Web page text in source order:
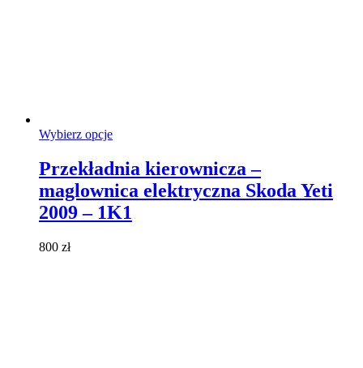
Wybierz opcjeTen
ma
wiele
wariantów.
Opcje
można
Przekładnia kierownicza –
maglownica elektryczna Skoda Yeti
2009 – 1K1
800 zł